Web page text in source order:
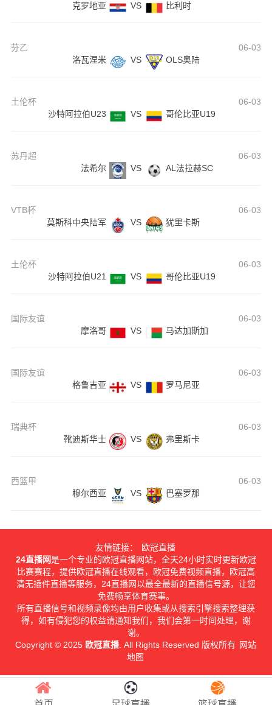
克罗地亚
VS 比利时
芬乙
06-03
洛瓦涅米
VS OLS奥陆
土伦杯
06-03
沙特阿拉伯U23
VS 哥伦比亚U19
苏丹超
06-03
法希尔
VS AL法拉赫SC
VTB杯
06-03
莫斯科中央陆军
VS 犹里卡斯
土伦杯
06-03
沙特阿拉伯U21
VS 哥伦比亚U19
国际友谊
06-03
摩洛哥
VS 马达加斯加
国际友谊
06-03
格鲁吉亚
VS 罗马尼亚
瑞典杯
06-03
靴迪斯华士
VS 弗里斯卡
西篮甲
06-03
穆尔西亚
VS 巴塞罗那
友情链接：
欧冠直播
24直播网是一个专业的欧冠直播网站，全天24小时实时更新欧冠
比赛赛程，提供欧冠直播在线观看，欧冠免费视频直播，欧冠高
清无插件直播等服务，24直播网以最全最新的直播信号源，让您
免费畅享体育赛事。
所有直播信号和视频录像均由用户收集或从搜索引擎搜索整理获
得，如有侵犯您的权益请通知我们，我们会第一时间处理，谢
谢。
Copyright © 2025 欧冠直播. All Rights Reserved 版权所有 网站
地图